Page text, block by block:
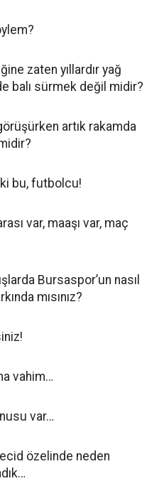
zaten yıllardır yağ
balı sürmek değil midir?
artık rakamda
ki bu, futbolcu!
var, maaşı var, maç
Bursaspor’un nasıl
mısınız?
vahim…
var…
özelinde neden